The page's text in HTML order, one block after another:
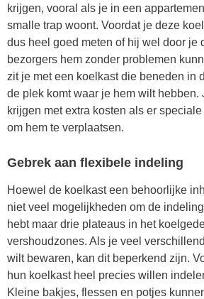
krijgen, vooral als je in een
smalle trap woont. Voordat je deze
dus heel goed meten of hij wel door je
bezorgers hem zonder problemen
zit je met een koelkast die beneden in
de plek komt waar je hem wilt hebben.
krijgen met extra kosten als er
om hem te verplaatsen.
Gebrek aan flexibele indeling
Hoewel de koelkast een behoorlijke
niet veel mogelijkheden om de
hebt maar drie plateaus in het
vershoudzones. Als je veel
wilt bewaren, kan dit beperkend zijn.
hun koelkast heel precies willen
Kleine bakjes, flessen en potjes